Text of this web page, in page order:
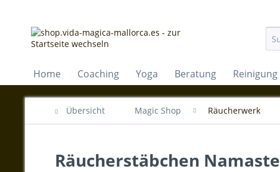
Home Coaching Yoga Beratung Reinigung
Übersicht Magic Shop Räucherwerk
Räucherstäbchen Namaste